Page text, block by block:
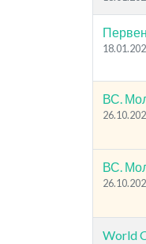
ВС.
ВС.
World